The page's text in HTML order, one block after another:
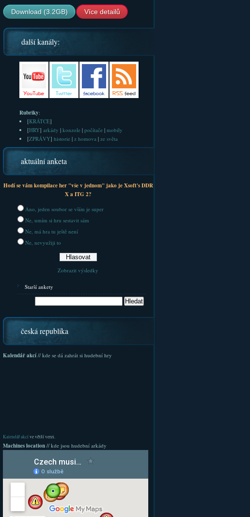
Download (3.2GB) Více detailů
další kanály:
Rubriky:
[KRÁTCE]
[HRY] arkády | konzole| počítače| mobily
[ZPRÁVY] historie| z homova| ze světa
aktuální anketa
Hodí se vám kompilace her "vše v jednom" jako je Xsoft's DDR
X a ITG 2?
Ano, jeden soubor se vším je super
Ne, umím si hru sestavit sám
Ne, má hra tu ještě není
Ne, nevyužiji to
Zobrazit výsledky
Starší ankety
česká republika
Kalendář akcí// kde se dá zahrát si hudební hry
Kalendář akcíve větší verzi.
Machines location// kde jsou hudební arkády